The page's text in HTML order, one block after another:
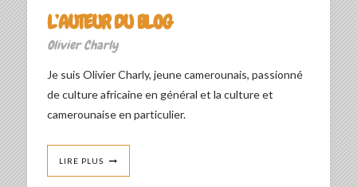
L’AUTEUR DU BLOG
Olivier Charly
Je suis Olivier Charly, jeune camerounais, passionné
de culture africaine en général et la culture et
camerounaise en particulier.
LIRE PLUS